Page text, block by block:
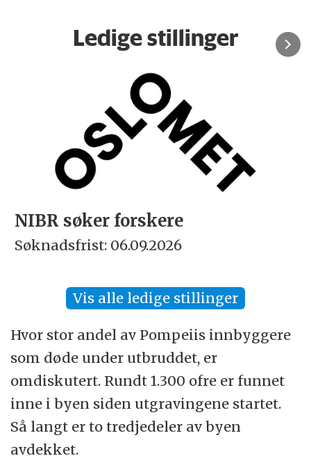
Ledige stillinger
NIBR søker forskere
Søknadsfrist: 06.09.2026
Vis alle ledige stillinger
Hvor stor andel av Pompeiis innbyggere
som døde under utbruddet, er
omdiskutert. Rundt 1.300 ofre er funnet
inne i byen siden utgravingene startet.
Så langt er to tredjedeler av byen
avdekket.